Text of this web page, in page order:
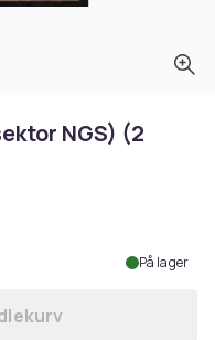
NGS) (2
På lager
Den nedre byen i